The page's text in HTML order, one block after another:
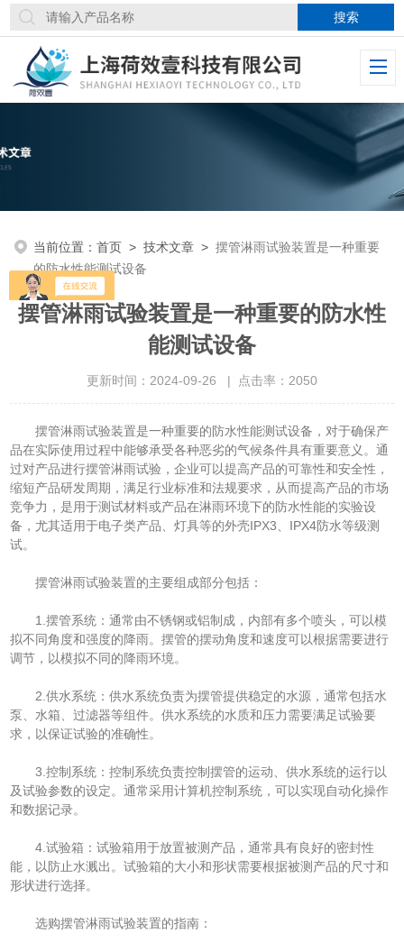
当前位置：首页 >技术文章 >摆管淋雨试验装置是一种重要
的防水性能测试设备
摆管淋雨试验装置是一种重要的防水性
能测试设备
更新时间：2024-09-26 | 点击率：2050
摆管淋雨试验装置是一种重要的防水性能测试设备，对于确保产
品在实际使用过程中能够承受各种恶劣的气候条件具有重要意义。通
过对产品进行摆管淋雨试验，企业可以提高产品的可靠性和安全性，
缩短产品研发周期，满足行业标准和法规要求，从而提高产品的市场
竞争力，是用于测试材料或产品在淋雨环境下的防水性能的实验设
备，尤其适用于电子类产品、灯具等的外壳IPX3、IPX4防水等级测
试。
摆管淋雨试验装置的主要组成部分包括：
1.摆管系统：通常由不锈钢或铝制成，内部有多个喷头，可以模
拟不同角度和强度的降雨。摆管的摆动角度和速度可以根据需要进行
调节，以模拟不同的降雨环境。
2.供水系统：供水系统负责为摆管提供稳定的水源，通常包括水
泵、水箱、过滤器等组件。供水系统的水质和压力需要满足试验要
求，以保证试验的准确性。
3.控制系统：控制系统负责控制摆管的运动、供水系统的运行以
及试验参数的设定。通常采用计算机控制系统，可以实现自动化操作
和数据记录。
4.试验箱：试验箱用于放置被测产品，通常具有良好的密封性
能，以防止水溅出。试验箱的大小和形状需要根据被测产品的尺寸和
形状进行选择。
选购摆管淋雨试验装置的指南：